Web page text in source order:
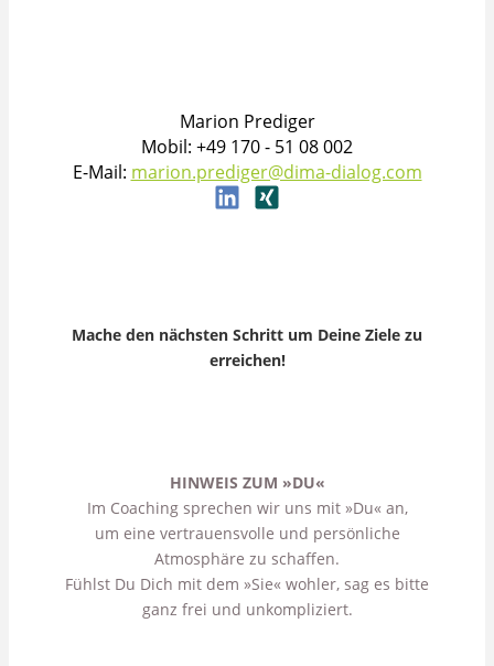
Marion Prediger
Mobil: +49 170 - 51 08 002
E-Mail: marion.prediger@dima-dialog.com
Mache den nächsten Schritt um Deine Ziele zu
erreichen!
HINWEIS ZUM »DU«
Im Coaching sprechen wir uns mit »Du« an,
um eine vertrauensvolle und persönliche
Atmosphäre zu schaffen.
Fühlst Du Dich mit dem »Sie« wohler, sag es bitte
ganz frei und unkompliziert.